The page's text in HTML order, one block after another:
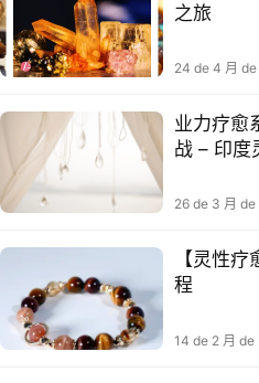
之旅
24 de 4 月
业力疗愈
战 – 印度
26 de 3 月
【灵性
程
14 de 2 月 de